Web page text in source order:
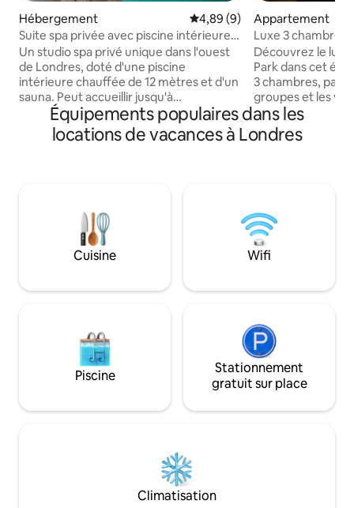
Hébergement Évaluation moyenne sur la
4,89 (9)
Suite spa privée avec piscine intérieure
rafraîchissante de 12 m
Un studio spa privé unique dans l'ouest
de Londres, doté d'une piscine
intérieure chauffée de 12 mètres et d'un
sauna. Peut accueillir jusqu'à
6 personnes, idéal pour les couples, les
petits groupes, les familles ou les séjours
d'affaires. Comprend une cuisine
de paix haut de gamme au cœur de la
ville (zone 2), cet établissement offre
une alternative rare et originale aux
hôtels de luxe, à proximité de
moyens de transport du centre de
Appartement
Luxe 3 chambres
salle de sport,
de 10 personnes
Découvrez le
Park dans cet
3 chambres,
groupes et les
dispose d'un
une salle de
de cinéma, d'une
de Wembley, de
boutiques, des
d'excellentes
le centre de
haut de gamme
Équipements populaires dans les
locations de vacances à Londres
Cuisine Wifi
Piscine
Stationnement
gratuit sur place
Climatisation